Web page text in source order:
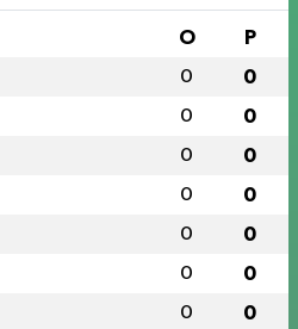
O P
0 0
0 0
0 0
0 0
0 0
0 0
0 0